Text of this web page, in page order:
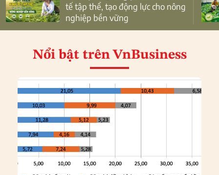
tế tập thể, tạo động lực cho nông
nghiệp bền vững
Nổi bật trên VnBusiness